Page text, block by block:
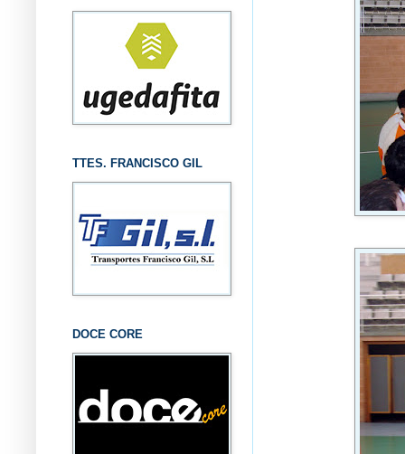
TTES. FRANCISCO GIL
DOCE CORE